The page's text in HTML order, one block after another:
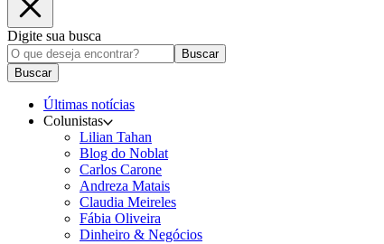
Digite sua busca
Buscar
Buscar
Últimas notícias
Colunistas
Lilian Tahan
Blog do Noblat
Carlos Carone
Andreza Matais
Claudia Meireles
Fábia Oliveira
Dinheiro & Negócios